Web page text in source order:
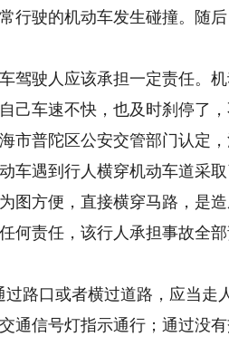
行驶的机动车发生碰撞。随
驶人应该承担一定责任。机
己车速不快，也及时刹停了，
普陀区公安交管部门认定，
车遇到行人横穿机动车道采
图方便，直接横穿马路，是
何责任，该行人承担事故全
路口或者横过道路，应当走
通信号灯指示通行；通过没